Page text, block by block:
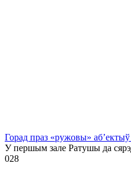
Горад праз «ружовы»
У першым зале Ратушы да
028